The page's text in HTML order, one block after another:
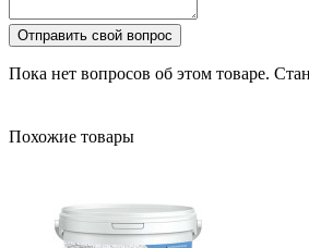
Отправить свой вопрос
Пока нет вопросов об этом товаре.
Похожие товары